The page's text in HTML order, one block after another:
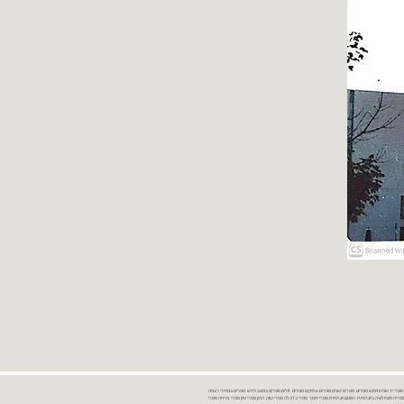
ספרים יד שניה ספרים משומשים ספרים חדשים ספרים יד 2 מכירת ספרים יד שניה ספרי יד שניהחיפוש ספרים ספרים ישנים ספרים עתיקים ספרים זולים ספרים במצב חדש ספרים במחירי רצפה
במבצע ספרים יד 2 ברמת גן ספרים יד 2 ביבנה יד 2 ספרים ספרי פסיכולוגיה ספריה סוציולוגיה ביוגרפיות ו אוטוביוגרפיות ספרי חינוך ספרי כלכלה ספרי שוק ההון ספרי עיון ספרי פרוזה ספרי